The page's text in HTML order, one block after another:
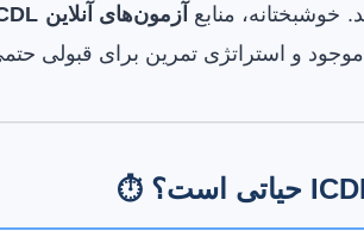
خوشبختانه، منابع آزمون‌های آنلاین ICDL
موجود و استراتژی تمرین برای قبولی
⏱️